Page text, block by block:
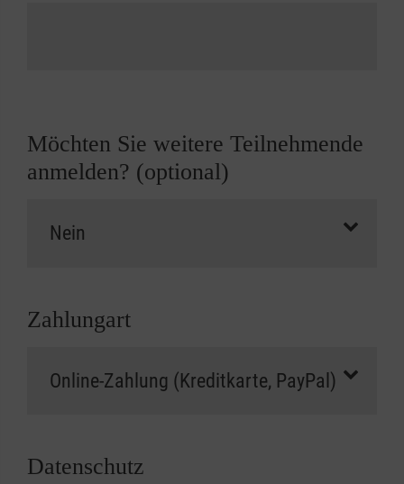
Möchten Sie weitere Teilnehmende
anmelden? (optional)
Zahlungart
Datenschutz